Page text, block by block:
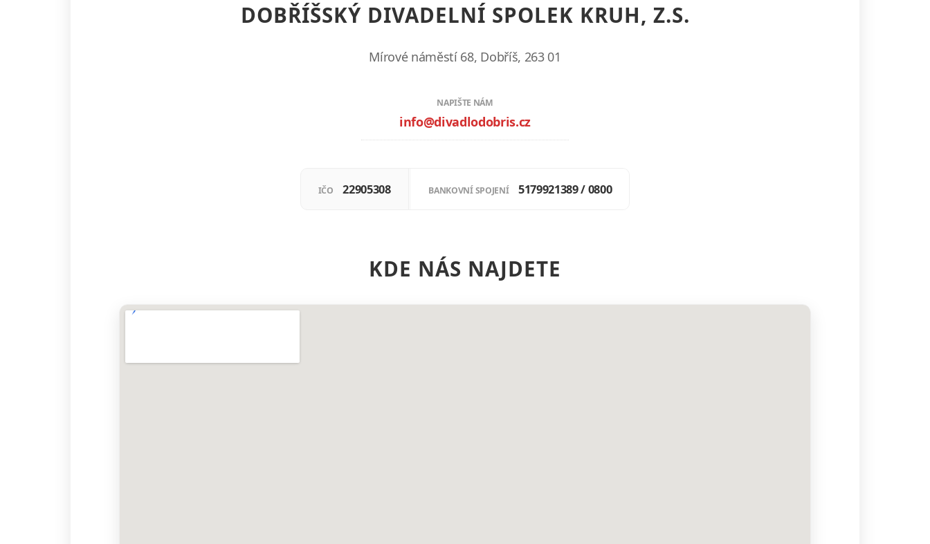
DOBŘÍŠSKÝ DIVADELNÍ SPOLEK KRUH, Z.S.
Mírové náměstí 68, Dobříš, 263 01
NAPIŠTE NÁM
info@divadlodobris.cz
IČO 22905308 BANKOVNÍ SPOJENÍ 5179921389 / 0800
KDE NÁS NAJDETE